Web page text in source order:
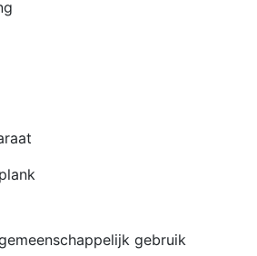
gebruik